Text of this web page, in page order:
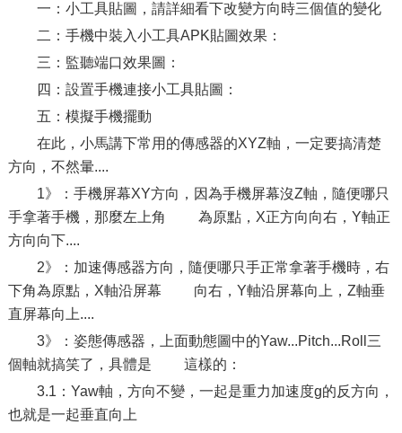
一：小工具貼圖，請詳細看下改變方向時三個值的變化
二：手機中裝入小工具APK貼圖效果：
三：監聽端口效果圖：
四：設置手機連接小工具貼圖：
五：模擬手機擺動
在此，小馬講下常用的傳感器的XYZ軸，一定要搞清楚
方向，不然暈....
1》：手機屏幕XY方向，因為手機屏幕沒Z軸，隨便哪只
手拿著手機，那麼左上角 為原點，X正方向向右，Y軸正
方向向下....
2》：加速傳感器方向，隨便哪只手正常拿著手機時，右
下角為原點，X軸沿屏幕 向右，Y軸沿屏幕向上，Z軸垂
直屏幕向上....
3》：姿態傳感器，上面動態圖中的Yaw...Pitch...Roll三
個軸就搞笑了，具體是 這樣的：
3.1：Yaw軸，方向不變，一起是重力加速度g的反方向，
也就是一起垂直向上